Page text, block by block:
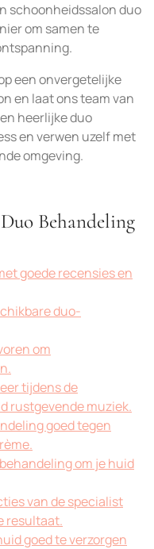
schoonheidssalon duo
om samen te
een onvergetelijke
en laat ons team van
heerlijke duo
en verwen uzelf met
omgeving.
Behandeling
goede recensies en
duo-
om
tijdens de
rustgevende muziek.
goed tegen
om je huid
van de specialist
resultaat.
goed te verzorgen